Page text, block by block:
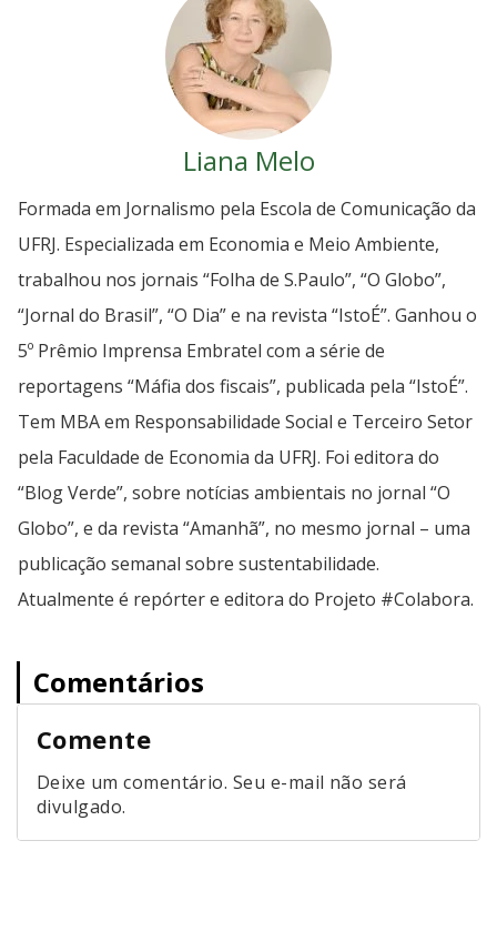
Liana Melo
Formada em Jornalismo pela Escola de Comunicação da
UFRJ. Especializada em Economia e Meio Ambiente,
trabalhou nos jornais “Folha de S.Paulo”, “O Globo”,
“Jornal do Brasil”, “O Dia” e na revista “IstoÉ”. Ganhou o
5º Prêmio Imprensa Embratel com a série de
reportagens “Máfia dos fiscais”, publicada pela “IstoÉ”.
Tem MBA em Responsabilidade Social e Terceiro Setor
pela Faculdade de Economia da UFRJ. Foi editora do
“Blog Verde”, sobre notícias ambientais no jornal “O
Globo”, e da revista “Amanhã”, no mesmo jornal – uma
publicação semanal sobre sustentabilidade.
Atualmente é repórter e editora do Projeto #Colabora.
Comentários
Comente
Deixe um comentário. Seu e-mail não será
divulgado.